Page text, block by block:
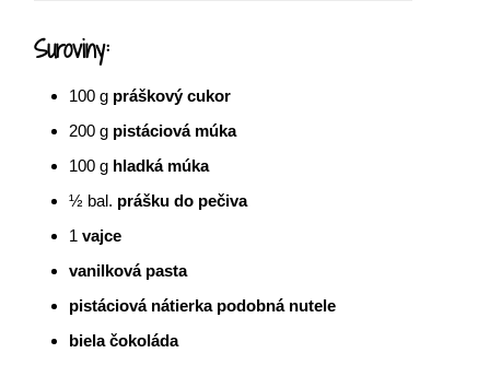
Suroviny:
100 g práškový cukor
200 g pistáciová múka
100 g hladká múka
½ bal. prášku do pečiva
1 vajce
vanilková pasta
pistáciová nátierka podobná nutele
biela čokoláda